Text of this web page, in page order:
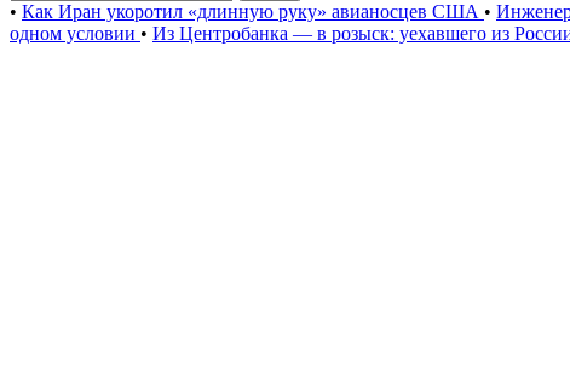
• Как Иран укоротил «длинную руку» авианосцев США •
одном условии • Из Центробанка — в розыск: уехавшего из